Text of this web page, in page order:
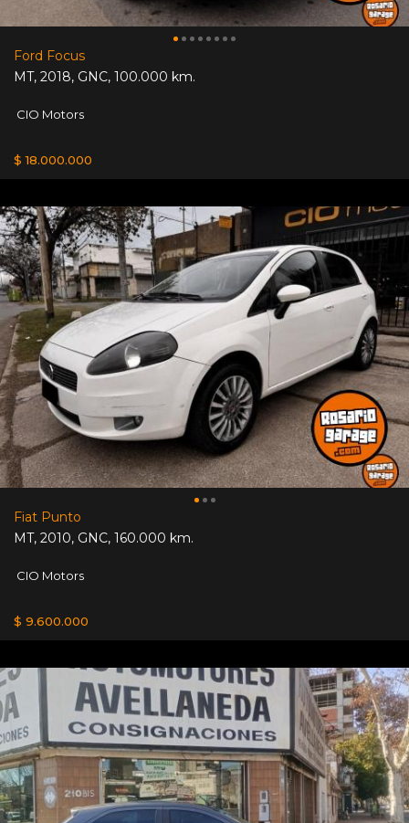
Ford Focus
MT, 2018, GNC, 100.000 km.
CIO Motors
$ 18.000.000
Fiat Punto
MT, 2010, GNC, 160.000 km.
CIO Motors
$ 9.600.000